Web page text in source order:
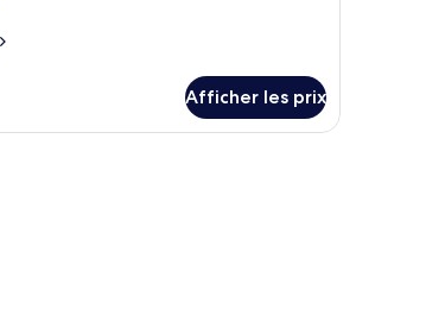
Afficher les prix